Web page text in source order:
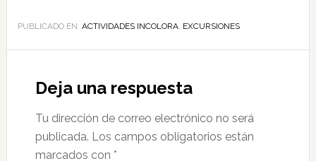
PUBLICADO EN: ACTIVIDADES INCOLORA, EXCURSIONES
Deja una respuesta
Tu dirección de correo electrónico no será
publicada. Los campos obligatorios están
marcados con *